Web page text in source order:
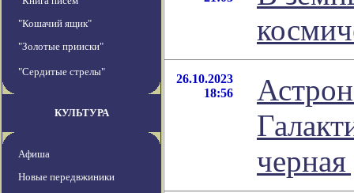
"Кошачий ящик"
"Золотые прииски"
"Сердитые стрелы"
КУЛЬТУРА
Афиша
Новые передвжиники
26.10.2023
18:56